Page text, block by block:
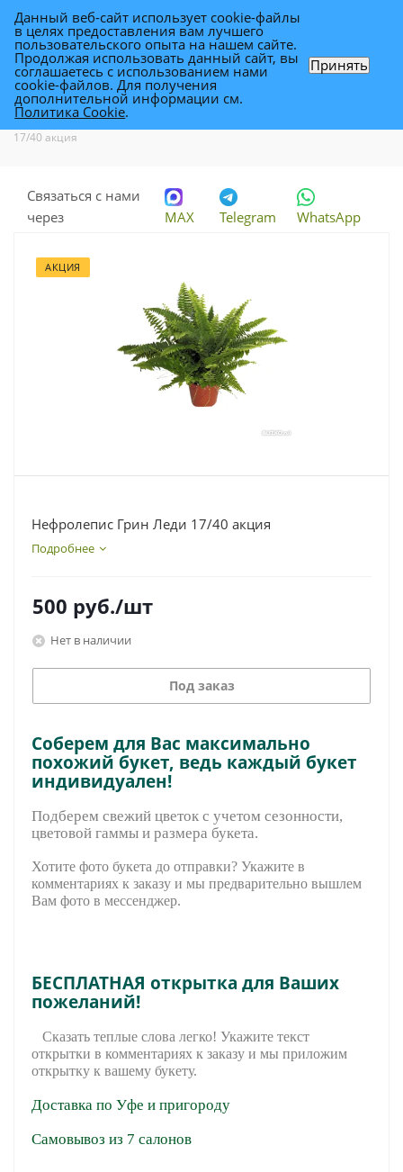
Нефролепис Грин Леди 17/40 акция
Каталог - Растения -
17/40 акция
Связаться с нами
через
MAX Telegram WhatsApp
АКЦИЯ
Нефролепис Грин Леди 17/40 акция
Подробнее
500 руб./шт
Нет в наличии
Под заказ
Соберем для Вас максимально
похожий букет, ведь каждый букет
индивидуален!
Подберем свежий цветок с учетом сезонности,
цветовой гаммы и размера букета.
Хотите фото букета до отправки? Укажите в
комментариях к заказу и мы предварительно вышлем
Вам фото в мессенджер.
БЕСПЛАТНАЯ открытка для Ваших
пожеланий!
Сказать теплые слова легко! Укажите текст
открытки в комментариях к заказу и мы приложим
открытку к вашему букету.
Доставка по Уфе и пригороду
Самовывоз из 7 салонов
Данный веб-сайт использует cookie-файлы
в целях предоставления вам лучшего
пользовательского опыта на нашем сайте.
Продолжая использовать данный сайт, вы
соглашаетесь с использованием нами
cookie-файлов. Для получения
дополнительной информации см.
Политика Cookie.
Принять